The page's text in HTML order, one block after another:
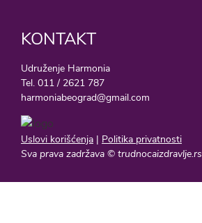
KONTAKT
Udruženje Harmonia
Tel. 011 / 2621 787
harmoniabeograd@gmail.com
Uslovi korišćenja | Politika privatnosti
Sva prava zadržava © trudnocaizdravlje.rs